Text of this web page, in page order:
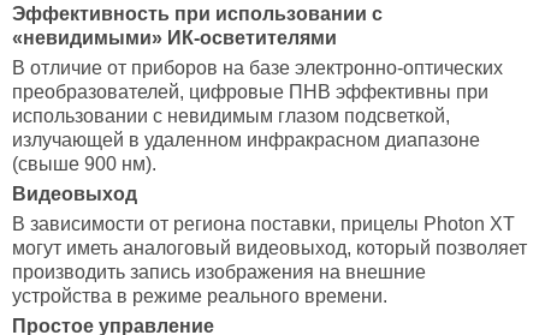
Эффективность при использовании с
«невидимыми» ИК-осветителями
В отличие от приборов на базе электронно-оптических
преобразователей, цифровые ПНВ эффективны при
использовании с невидимым глазом подсветкой,
излучающей в удаленном инфракрасном диапазоне
(свыше 900 нм).
Видеовыход
В зависимости от региона поставки, прицелы Photon XT
могут иметь аналоговый видеовыход, который позволяет
производить запись изображения на внешние
устройства в режиме реального времени.
Простое управление